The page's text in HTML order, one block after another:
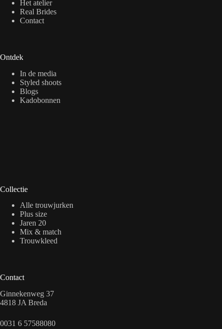
Het atelier
Real Brides
Contact
Ontdek
In de media
Styled shoots
Blogs
Kadobonnen
Collectie
Alle trouwjurken
Plus size
Jaren 20
Mix & match
Trouwkleed
Contact
Ginnekenweg 37
4818 JA Breda
0031 6 57588080